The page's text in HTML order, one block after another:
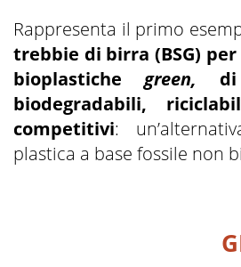
Rappresenta il primo
trebbie di birra (BSG)
bioplastichegreen, di
biodegradabili,
competitivi:
plastica a base fossile non